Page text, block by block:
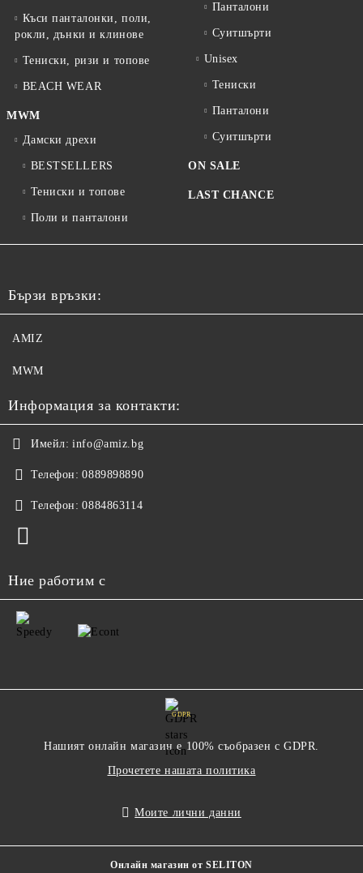
Къси панталонки, поли,
рокли, дънки и клинове
Тениски, ризи и топове
BEACH WEAR
MWM
Дамски дрехи
BESTSELLERS
Тениски и топове
Поли и панталони
Панталони
Суитшърти
Unisex
Тениски
Панталони
Суитшърти
ON SALE
LAST CHANCE
Бързи връзки:
AMIZ
MWM
Информация за контакти:
Имейл: info@amiz.bg
Телефон: 0889898890
Телефон: 0884863114
Ние работим с
GDPR
Нашият онлайн магазин е 100% съобразен с GDPR.
Прочетете нашата политика
Моите лични данни
Онлайн магазин от SELITON